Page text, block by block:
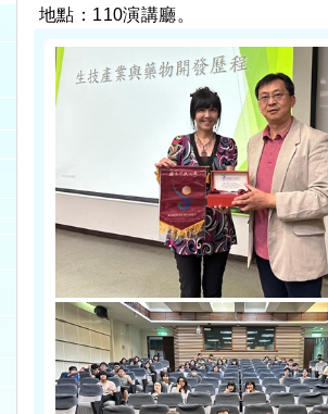
地點：110演講廳。